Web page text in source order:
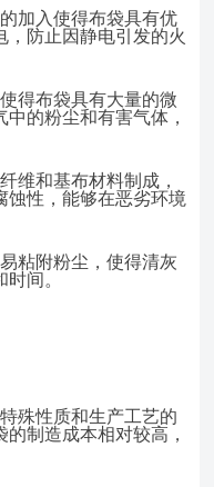
加入使得布袋具有优
，防止因静电引发的火
得布袋具有大量的微
的粉尘和有害气体，
维和基布材料制成，
蚀性，能够在恶劣环境
粘附粉尘，使得清灰
间。
殊性质和生产工艺的
制造成本相对较高，